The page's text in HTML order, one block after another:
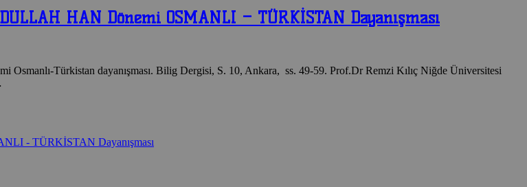
HAN Dönemi OSMANLI – TÜRKİSTAN Dayanışması
Osmanlı-Türkistan dayanışması. Bilig Dergisi, S. 10, Ankara, ss. 49-59. Prof.Dr Remzi Kılıç Niğde Üniversitesi
- TÜRKİSTAN Dayanışması